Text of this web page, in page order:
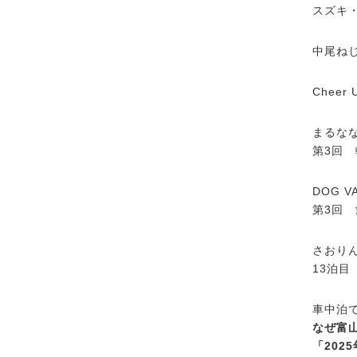
スズキ
中尾ね
Cheer
まるな
第3回
DOG
第3回
さおり
13泊目
車中泊
なぜ富
「